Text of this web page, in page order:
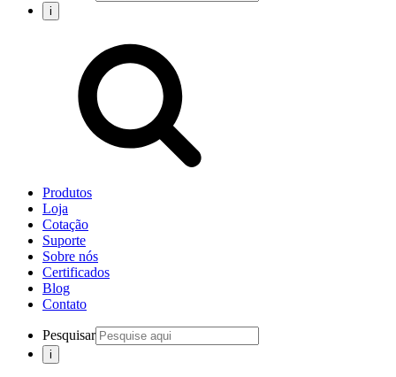
Produtos
Loja
Cotação
Suporte
Sobre nós
Certificados
Blog
Contato
Pesquisar